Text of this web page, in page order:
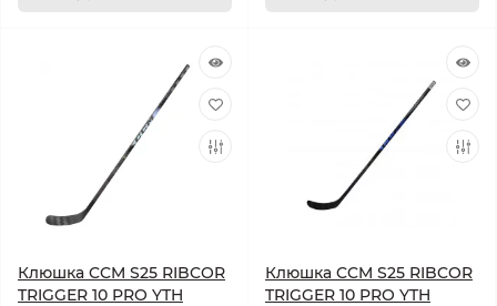
Клюшка CCM S25 RIBCOR
TRIGGER 10 PRO YTH
Клюшка CCM S25 RIBCOR
TRIGGER 10 PRO YTH